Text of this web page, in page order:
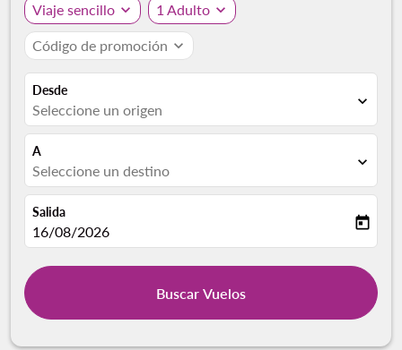
Viaje sencillo expand_more 1 Adulto expand_more
Código de promoción expand_more
Desde
Seleccione un origen expand_more
A
Seleccione un destino expand_more
Salida
fc-booking-departure-date-aria-label
16/08/2026 today
Buscar Vuelos